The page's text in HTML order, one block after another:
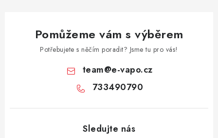
Pomůžeme vám s výběrem
Potřebujete s něčím poradit? Jsme tu pro vás!
team@e-vapo.cz
733490790